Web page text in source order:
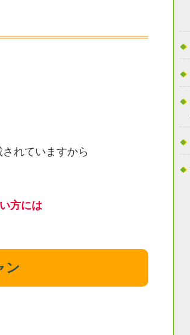
れていますから
方には
ン